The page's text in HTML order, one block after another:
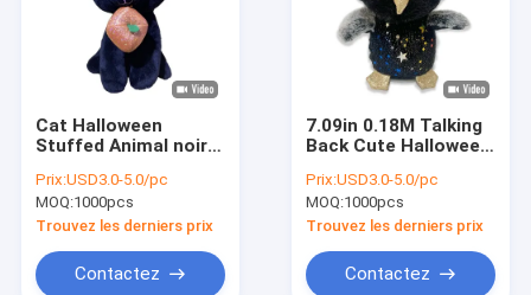
Cat Halloween
Stuffed Animal noire
0.18M 7.09ft
Prix:USD3.0-5.0/pc
MOQ:1000pcs
Trouvez les derniers prix
Contactez
7.09in 0.18M Talking
Back Cute Halloween
Animal
Prix:USD3.0-5.0/pc
MOQ:1000pcs
Trouvez les derniers prix
Contactez